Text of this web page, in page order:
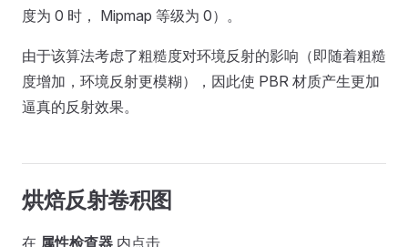
度为 0 时， Mipmap 等级为 0）。
由于该算法考虑了粗糙度对环境反射的影响（即随着粗糙
度增加，环境反射更模糊），因此使 PBR 材质产生更加
逼真的反射效果。
烘焙反射卷积图
在 属性检查器 内点击